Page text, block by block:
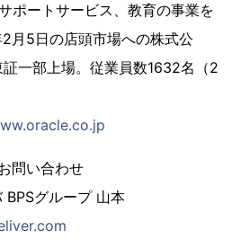
ポートサービス、教育の事業を
月5日の店頭市場への株式公
一部上場。従業員数1632名（2
問い合わせ
BPSグループ 山本